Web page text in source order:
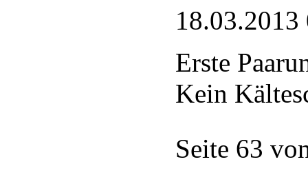
18.03.2013
Erste
Kein
Seite 63